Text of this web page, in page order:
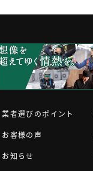
業者選びのポイント
お客様の声
お知らせ